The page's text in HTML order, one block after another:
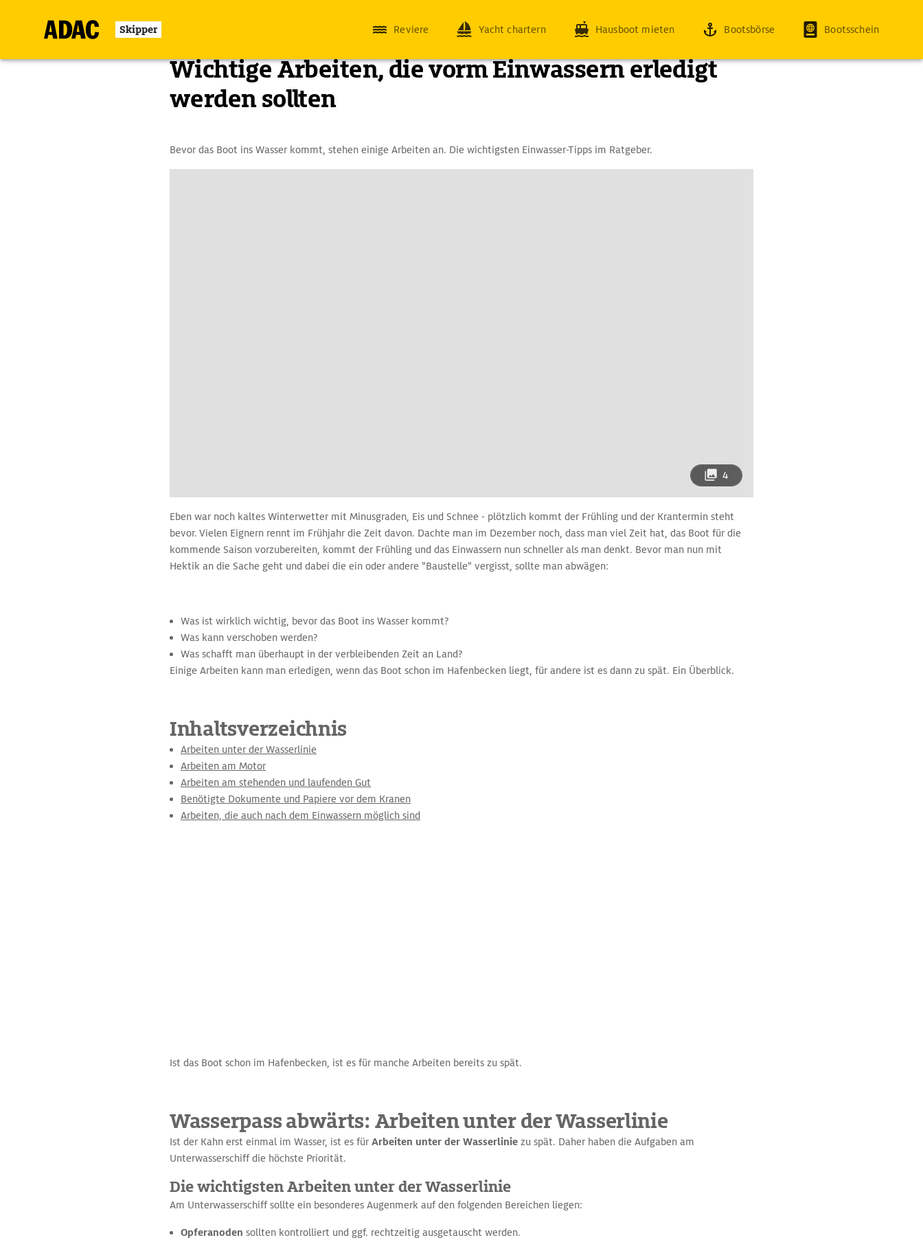
Skipper Reviere Yacht chartern Hausboot mieten Bootsbörse Bootsschein
Wichtige Arbeiten, die vorm Einwassern erledigt
werden sollten
Bevor das Boot ins Wasser kommt, stehen einige Arbeiten an. Die wichtigsten Einwasser-Tipps im Ratgeber.
4
Eben war noch kaltes Winterwetter mit Minusgraden, Eis und Schnee - plötzlich kommt der Frühling und der Krantermin steht
bevor. Vielen Eignern rennt im Frühjahr die Zeit davon. Dachte man im Dezember noch, dass man viel Zeit hat, das Boot für die
kommende Saison vorzubereiten, kommt der Frühling und das Einwassern nun schneller als man denkt. Bevor man nun mit
Hektik an die Sache geht und dabei die ein oder andere "Baustelle" vergisst, sollte man abwägen:
Was ist wirklich wichtig, bevor das Boot ins Wasser kommt?
Was kann verschoben werden?
Was schafft man überhaupt in der verbleibenden Zeit an Land?
Einige Arbeiten kann man erledigen, wenn das Boot schon im Hafenbecken liegt, für andere ist es dann zu spät. Ein Überblick.
Inhaltsverzeichnis
Arbeiten unter der Wasserlinie
Arbeiten am Motor
Arbeiten am stehenden und laufenden Gut
Benötigte Dokumente und Papiere vor dem Kranen
Arbeiten, die auch nach dem Einwassern möglich sind
Ist das Boot schon im Hafenbecken, ist es für manche Arbeiten bereits zu spät.
Wasserpass abwärts: Arbeiten unter der Wasserlinie
Ist der Kahn erst einmal im Wasser, ist es fürArbeiten unter der Wasserlinie zu spät. Daher haben die Aufgaben am
Unterwasserschiff die höchste Priorität.
Die wichtigsten Arbeiten unter der Wasserlinie
Am Unterwasserschiff sollte ein besonderes Augenmerk auf den folgenden Bereichen liegen:
Opferanoden sollten kontrolliert und ggf. rechtzeitig ausgetauscht werden.